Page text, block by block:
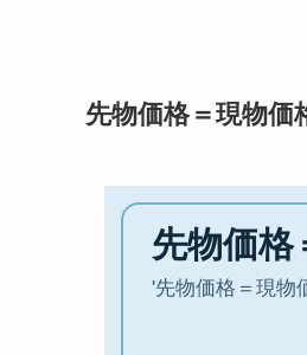
先物価格＝現物